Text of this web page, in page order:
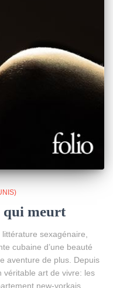
qui meurt
sexagénaire,
cubaine d’une beauté
aventure de plus. Depuis
véritable art de vivre: les
new-yorkais